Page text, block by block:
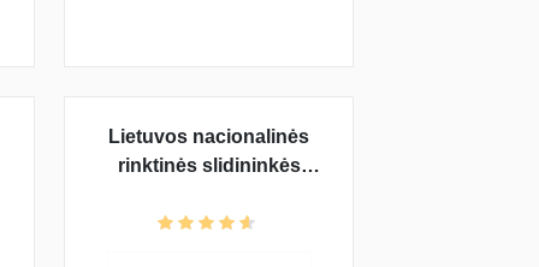
Lietuvos nacionalinės
rinktinės slidininkės
Vankuverio žiemos